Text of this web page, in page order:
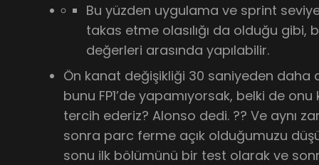
Bu yüzden uygulama ve sprint
takas etme olasılığı da olduğu gibi,
değerleri arasında yapılabilir.
Ön kanat değişikliği 30 saniyeden daha
bunu FP1’de yapamıyorsak, belki de
tercih ederiz? Alonso dedi. ?? Ve aynı
sonra parc ferme açık olduğumuzu
sonu ilk bölümünü bir test olarak ve